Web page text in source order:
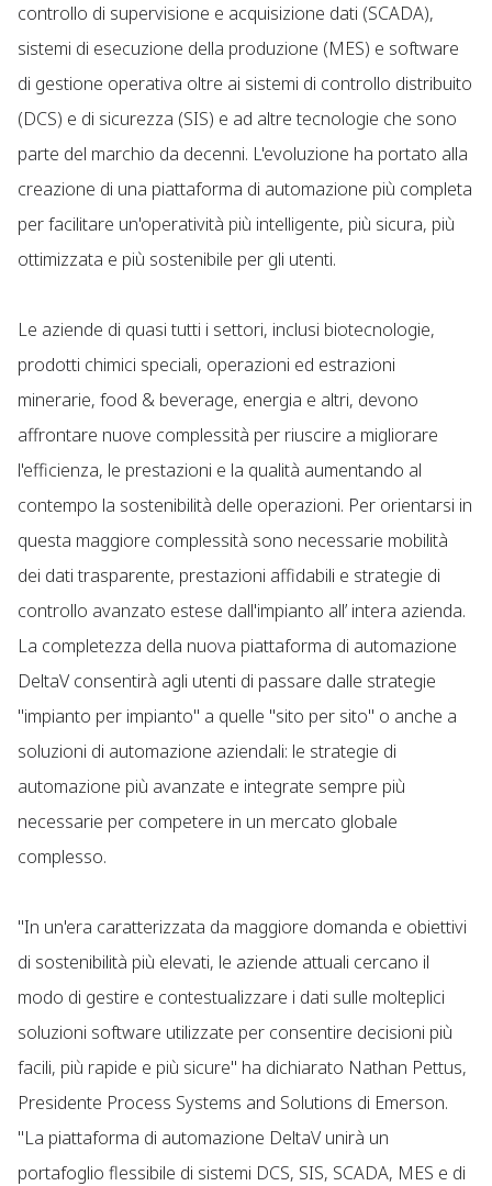
controllo di supervisione e acquisizione dati (SCADA),
sistemi di esecuzione della produzione (MES) e software
di gestione operativa oltre ai sistemi di controllo distribuito
(DCS) e di sicurezza (SIS) e ad altre tecnologie che sono
parte del marchio da decenni. L'evoluzione ha portato alla
creazione di una piattaforma di automazione più completa
per facilitare un'operatività più intelligente, più sicura, più
ottimizzata e più sostenibile per gli utenti.
Le aziende di quasi tutti i settori, inclusi biotecnologie,
prodotti chimici speciali, operazioni ed estrazioni
minerarie, food & beverage, energia e altri, devono
affrontare nuove complessità per riuscire a migliorare
l'efficienza, le prestazioni e la qualità aumentando al
contempo la sostenibilità delle operazioni. Per orientarsi in
questa maggiore complessità sono necessarie mobilità
dei dati trasparente, prestazioni affidabili e strategie di
controllo avanzato estese dall'impianto all’ intera azienda.
La completezza della nuova piattaforma di automazione
DeltaV consentirà agli utenti di passare dalle strategie
"impianto per impianto" a quelle "sito per sito" o anche a
soluzioni di automazione aziendali: le strategie di
automazione più avanzate e integrate sempre più
necessarie per competere in un mercato globale
complesso.
"In un'era caratterizzata da maggiore domanda e obiettivi
di sostenibilità più elevati, le aziende attuali cercano il
modo di gestire e contestualizzare i dati sulle molteplici
soluzioni software utilizzate per consentire decisioni più
facili, più rapide e più sicure" ha dichiarato Nathan Pettus,
Presidente Process Systems and Solutions di Emerson.
"La piattaforma di automazione DeltaV unirà un
portafoglio flessibile di sistemi DCS, SIS, SCADA, MES e di